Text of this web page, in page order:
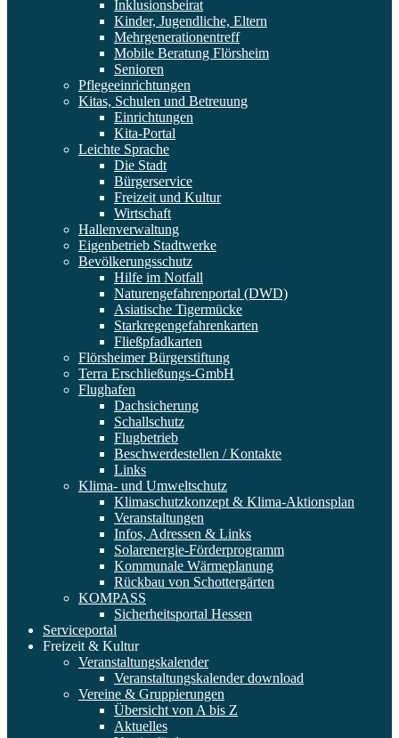
Inklusionsbeirat
Kinder, Jugendliche, Eltern
Mehrgenerationentreff
Mobile Beratung Flörsheim
Senioren
Pflegeeinrichtungen
Kitas, Schulen und Betreuung
Einrichtungen
Kita-Portal
Leichte Sprache
Die Stadt
Bürgerservice
Freizeit und Kultur
Wirtschaft
Hallenverwaltung
Eigenbetrieb Stadtwerke
Bevölkerungsschutz
Hilfe im Notfall
Naturengefahrenportal (DWD)
Asiatische Tigermücke
Starkregengefahrenkarten
Fließpfadkarten
Flörsheimer Bürgerstiftung
Terra Erschließungs-GmbH
Flughafen
Dachsicherung
Schallschutz
Flugbetrieb
Beschwerdestellen / Kontakte
Links
Klima- und Umweltschutz
Klimaschutzkonzept & Klima-Aktionsplan
Veranstaltungen
Infos, Adressen & Links
Solarenergie-Förderprogramm
Kommunale Wärmeplanung
Rückbau von Schottergärten
KOMPASS
Sicherheitsportal Hessen
Serviceportal
Freizeit & Kultur
Veranstaltungskalender
Veranstaltungskalender download
Vereine & Gruppierungen
Übersicht von A bis Z
Aktuelles